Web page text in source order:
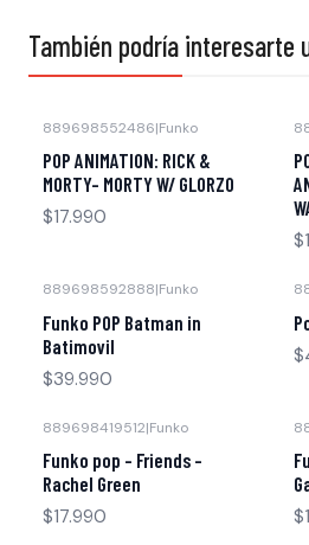
También podría interesarte
889698552486|Funko
POP ANIMATION: RICK &
MORTY- MORTY W/ GLORZO
$17.990
889698592888|Funko
Funko POP Batman in
Batimovil
$39.990
889698419512|Funko
Funko pop - Friends -
Rachel Green
$17.990